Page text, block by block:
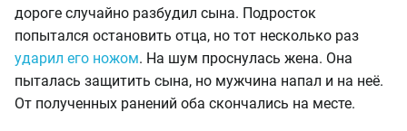
дороге случайно разбудил сына. Подросток
попытался остановить отца, но тот несколько раз
ударил его ножом. На шум проснулась жена. Она
пыталась защитить сына, но мужчина напал и на неё.
От полученных ранений оба скончались на месте.